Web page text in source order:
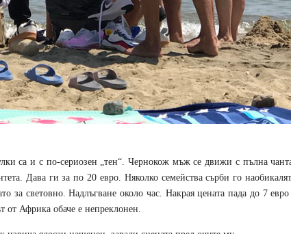
са и с по-сериозен „тен“. Чернокож мъж се движи с пълна
Дава ги за по 20 евро. Няколко семейства сърби го
за световно. Надлъгване около час. Накрая цената пада до 7 евро
от Африка обаче е непреклонен.